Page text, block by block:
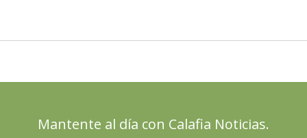
2025 con
termómetro
Mantente al día con Calafia Noticias.